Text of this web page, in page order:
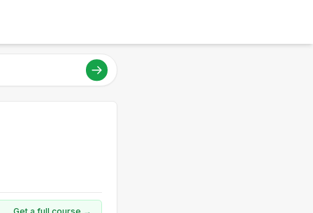
Get a full course →